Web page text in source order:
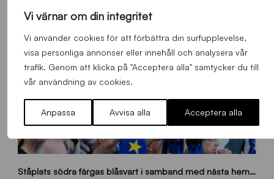
Vi värnar om din integritet
Vi använder cookies för att förbättra din surfupplevelse,
visa personliga annonser eller innehåll och analysera vår
trafik. Genom att klicka på "Acceptera alla" samtycker du till
vår användning av cookies.
Anpassa Avvisa alla Acceptera alla
ö
Ståplats södra färgas blåsvart i samband med nästa hemmamatch